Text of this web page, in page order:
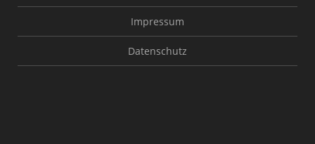
Impressum
Datenschutz